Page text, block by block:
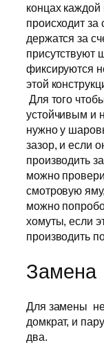
концах
происходит за
держатся за
фиксируются
этой
Для того
устойчивым и
нужно у
зазор, и если
производить
можно
смотровую
можно
хомуты, если
производить
Замена
Для замены
домкрат, и
два.